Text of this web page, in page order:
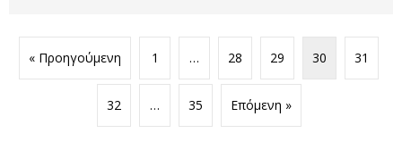
« Προηγούμενη 1 … 28 29 30 31
32 … 35 Επόμενη »